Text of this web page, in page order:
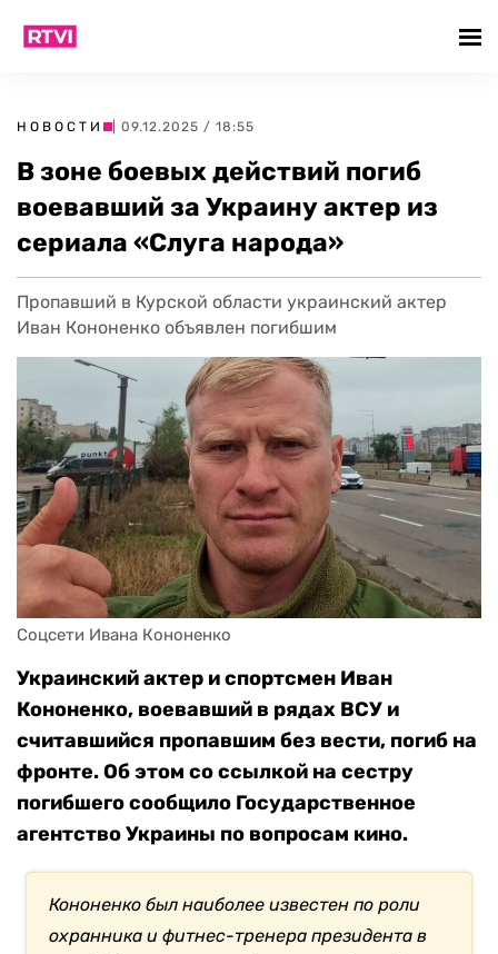
НОВОСТИ | 09.12.2025 / 18:55
В зоне боевых действий погиб
воевавший за Украину актер из
сериала «Слуга народа»
Пропавший в Курской области украинский актер
Иван Кононенко объявлен погибшим
Соцсети Ивана Кононенко
Украинский актер и спортсмен Иван
Кононенко, воевавший в рядах ВСУ и
считавшийся пропавшим без вести, погиб на
фронте. Об этом со ссылкой на сестру
погибшего сообщило Государственное
агентство Украины по вопросам кино.
Кононенко был наиболее известен по роли
охранника и фитнес-тренера президента в